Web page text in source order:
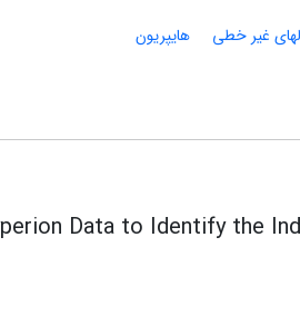
غیر خطی
هایپریون
Data to Identify the